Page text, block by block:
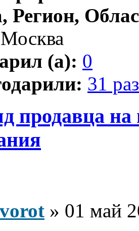
Регион,
Москва
(а): 0
31 раз
продавца
» 01 май